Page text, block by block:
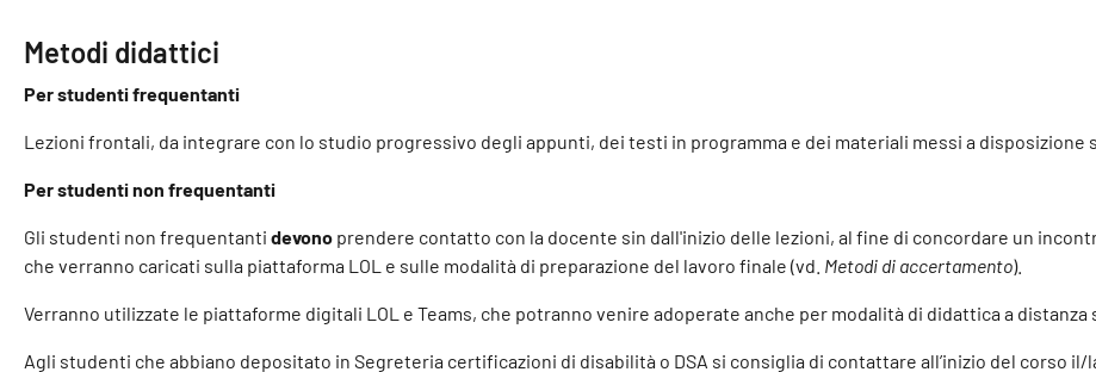
Metodi didattici
Per studenti frequentanti
Lezioni frontali, da integrare con lo studio progressivo degli appunti, dei testi in programma e dei materiali messi a disposizione
Per studenti non frequentanti
Gli studenti non frequentanti devono prendere contatto con la docente sin dall'inizio delle lezioni, al fine di concordare un
che verranno caricati sulla piattaforma LOL e sulle modalità di preparazione del lavoro finale (vd. Metodi di accertamento).
Verranno utilizzate le piattaforme digitali LOL e Teams, che potranno venire adoperate anche per modalità di didattica a distanza
Agli studenti che abbiano depositato in Segreteria certificazioni di disabilità o DSA si consiglia di contattare all’inizio del corso